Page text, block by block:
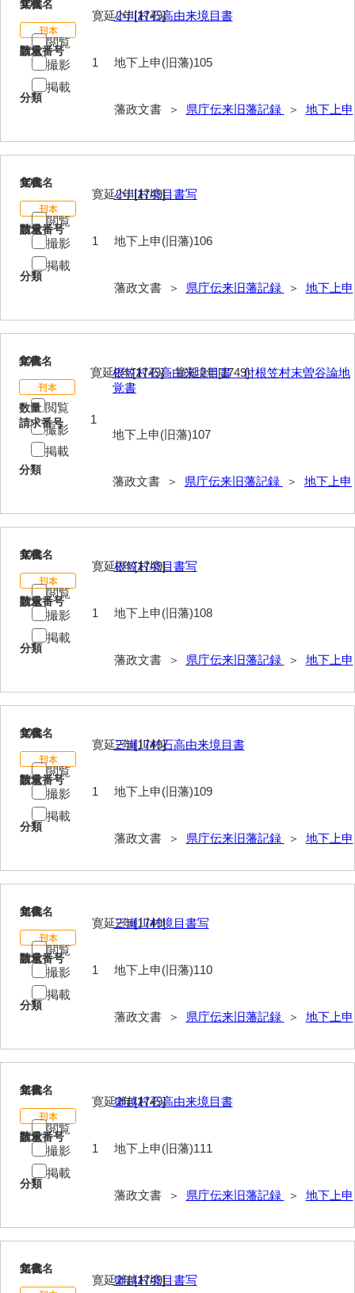
105
文書名
小川村石高由来境目書
請求番号
地下上申(旧藩)105
分類
藩政文書 ＞ 県庁伝来旧藩記録 ＞ 地下上申
年代
寛延2年[1749]
数量
1
閲覧
撮影
掲載
106
文書名
小川村境目書写
請求番号
地下上申(旧藩)106
分類
藩政文書 ＞ 県庁伝来旧藩記録 ＞ 地下上申
年代
寛延2年[1749]
数量
1
閲覧
撮影
掲載
107
文書名
根笠村石高由来境目書 付根笠村末曽谷論地
覚書
請求番号
地下上申(旧藩)107
分類
藩政文書 ＞ 県庁伝来旧藩記録 ＞ 地下上申
年代
寛延2年[1749]・寛延2年[1749]
数量
1
閲覧
撮影
掲載
108
文書名
根笠村境目書写
請求番号
地下上申(旧藩)108
分類
藩政文書 ＞ 県庁伝来旧藩記録 ＞ 地下上申
年代
寛延2年[1749]
数量
1
閲覧
撮影
掲載
109
文書名
三瀬川村石高由来境目書
請求番号
地下上申(旧藩)109
分類
藩政文書 ＞ 県庁伝来旧藩記録 ＞ 地下上申
年代
寛延2年[1749]
数量
1
閲覧
撮影
掲載
110
文書名
三瀬川村境目書写
請求番号
地下上申(旧藩)110
分類
藩政文書 ＞ 県庁伝来旧藩記録 ＞ 地下上申
年代
寛延2年[1749]
数量
1
閲覧
撮影
掲載
111
文書名
獺越村石高由来境目書
請求番号
地下上申(旧藩)111
分類
藩政文書 ＞ 県庁伝来旧藩記録 ＞ 地下上申
年代
寛延2年[1749]
数量
1
閲覧
撮影
掲載
112
文書名
獺越村境目書写
年代
寛延2年[1749]